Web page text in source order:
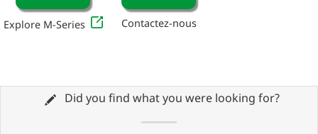
Explore M-Series Contactez-nous
Did you find what you were looking for?